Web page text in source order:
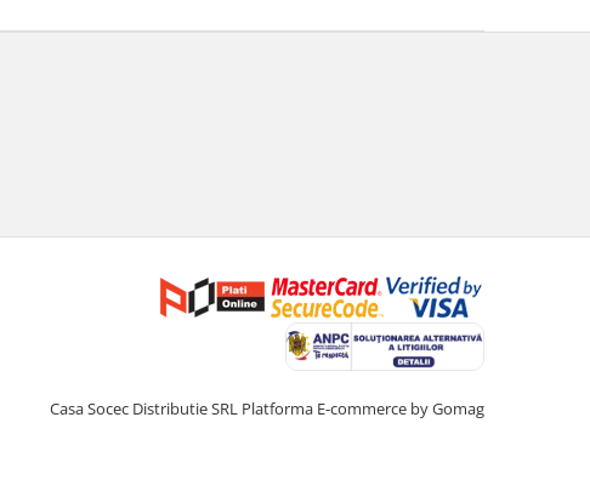
Casa Socec Distributie SRL Platforma E-commerce by Gomag